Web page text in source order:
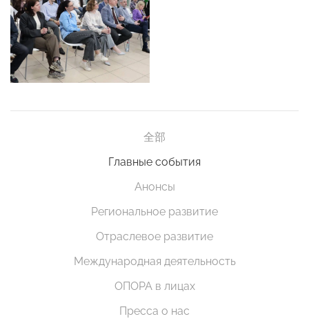
全部
Главные события
Анонсы
Региональное развитие
Отраслевое развитие
Международная деятельность
ОПОРА в лицах
Пресса о нас